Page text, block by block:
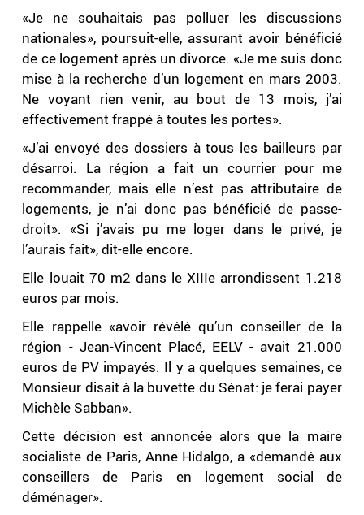
«Je ne souhaitais pas polluer les discussions
nationales», poursuit-elle, assurant avoir bénéficié
de ce logement après un divorce. «Je me suis donc
mise à la recherche d’un logement en mars 2003.
Ne voyant rien venir, au bout de 13 mois, j’ai
effectivement frappé à toutes les portes».
«J’ai envoyé des dossiers à tous les bailleurs par
désarroi. La région a fait un courrier pour me
recommander, mais elle n’est pas attributaire de
logements, je n’ai donc pas bénéficié de passe-
droit». «Si j’avais pu me loger dans le privé, je
l’aurais fait», dit-elle encore.
Elle louait 70 m2 dans le XIIIe arrondissent 1.218
euros par mois.
Elle rappelle «avoir révélé qu’un conseiller de la
région - Jean-Vincent Placé, EELV - avait 21.000
euros de PV impayés. Il y a quelques semaines, ce
Monsieur disait à la buvette du Sénat: je ferai payer
Michèle Sabban».
Cette décision est annoncée alors que la maire
socialiste de Paris, Anne Hidalgo, a «demandé aux
conseillers de Paris en logement social de
déménager».